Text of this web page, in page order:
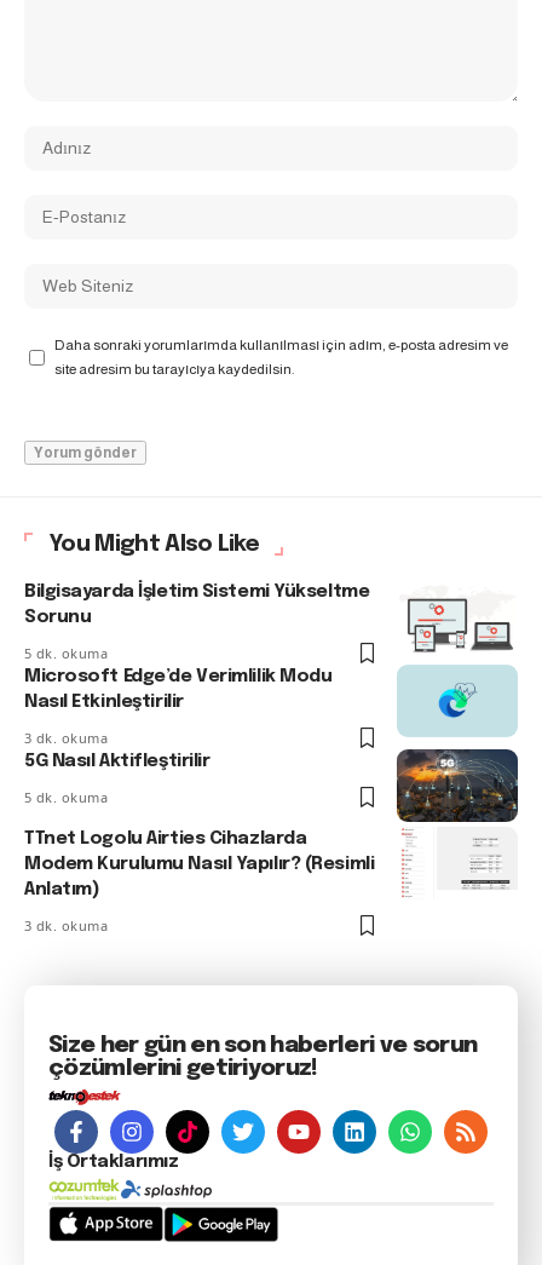
Daha sonraki yorumlarımda kullanılması için adım, e-posta adresim ve
site adresim bu tarayıcıya kaydedilsin.
You Might Also Like
Bilgisayarda İşletim Sistemi Yükseltme
Sorunu
5 dk. okuma
Microsoft Edge’de Verimlilik Modu
Nasıl Etkinleştirilir
3 dk. okuma
5G Nasıl Aktifleştirilir
5 dk. okuma
TTnet Logolu Airties Cihazlarda
Modem Kurulumu Nasıl Yapılır? (Resimli
Anlatım)
3 dk. okuma
Size her gün en son haberleri ve sorun
çözümlerini getiriyoruz!
İş Ortaklarımız